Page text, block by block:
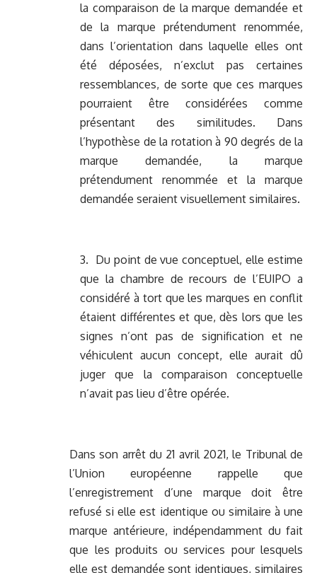
la comparaison de la marque demandée et
de la marque prétendument renommée,
dans l’orientation dans laquelle elles ont
été déposées, n’exclut pas certaines
ressemblances, de sorte que ces marques
pourraient être considérées comme
présentant des similitudes. Dans
l’hypothèse de la rotation à 90 degrés de la
marque demandée, la marque
prétendument renommée et la marque
demandée seraient visuellement similaires.
3. Du point de vue conceptuel, elle estime
que la chambre de recours de l’EUIPO a
considéré à tort que les marques en conflit
étaient différentes et que, dès lors que les
signes n’ont pas de signification et ne
véhiculent aucun concept, elle aurait dû
juger que la comparaison conceptuelle
n’avait pas lieu d’être opérée.
Dans son arrêt du 21 avril 2021, le Tribunal de
l’Union européenne rappelle que
l’enregistrement d’une marque doit être
refusé si elle est identique ou similaire à une
marque antérieure, indépendamment du fait
que les produits ou services pour lesquels
elle est demandée sont identiques, similaires